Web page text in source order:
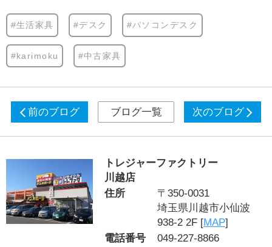
#生活家具 #デスク #パソコンデスク
#karimoku #中古家具
前のブログ ブログ一覧 次のブログ
トレジャーファクトリー
川越店
住所
〒350-0031
埼玉県川越市小仙波
938-2 2F [MAP]
電話番号
049-227-8866